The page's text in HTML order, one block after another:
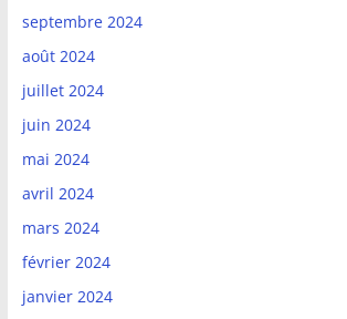
septembre 2024
août 2024
juillet 2024
juin 2024
mai 2024
avril 2024
mars 2024
février 2024
janvier 2024